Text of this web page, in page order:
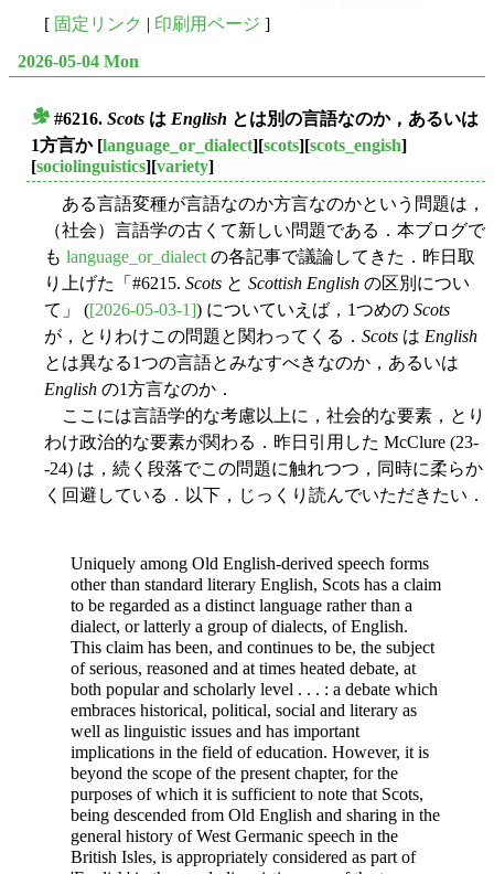
[ 固定リンク | 印刷用ページ ]
2026-05-04 Mon
#6216. Scots は English とは別の言語なのか，あるいは
1方言か[language_or_dialect][scots][scots_engish]
[sociolinguistics][variety]
ある言語変種が言語なのか方言なのかという問題は，
（社会）言語学の古くて新しい問題である．本ブログで
も language_or_dialectの各記事で議論してきた．昨日取
り上げた「#6215. Scots と Scottish English の区別につい
て」 ([2026-05-03-1]) についていえば，1つめの Scots
が，とりわけこの問題と関わってくる． Scots は English
とは異なる1つの言語とみなすべきなのか，あるいは
English の1方言なのか．
ここには言語学的な考慮以上に，社会的な要素，とり
わけ政治的な要素が関わる．昨日引用した McClure (23-
-24) は，続く段落でこの問題に触れつつ，同時に柔らか
く回避している．以下，じっくり読んでいただきたい．
Uniquely among Old English-derived speech forms
other than standard literary English, Scots has a claim
to be regarded as a distinct language rather than a
dialect, or latterly a group of dialects, of English.
This claim has been, and continues to be, the subject
of serious, reasoned and at times heated debate, at
both popular and scholarly level . . . : a debate which
embraces historical, political, social and literary as
well as linguistic issues and has important
implications in the field of education. However, it is
beyond the scope of the present chapter, for the
purposes of which it is sufficient to note that Scots,
being descended from Old English and sharing in the
general history of West Germanic speech in the
British Isles, is appropriately considered as part of